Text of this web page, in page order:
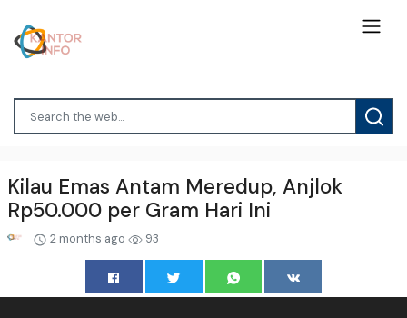
Kilau Emas Antam Meredup, Anjlok
Rp50.000 per Gram Hari Ini
2 months ago 93